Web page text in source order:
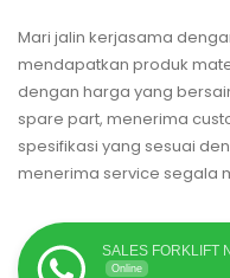
Mari jalin kerjasama dengan
mendapatkan produk
dengan harga yang
spare part, menerima
spesifikasi yang sesuai
menerima service segala
SALES FORKLIFT
Online